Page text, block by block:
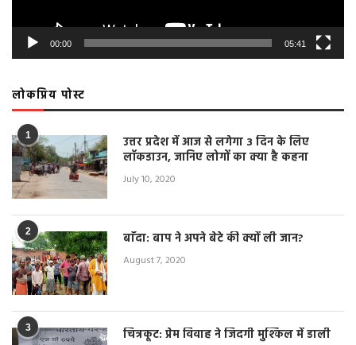
00:00 05:41
लोकप्रिय पोस्ट
1
उत्तर प्रदेश में आज से लगेगा 3 दिन के लिए
लॉकडाउन, जानिए लोगों का क्या है कहना
July 10, 2020
2 बाँदा: बाप ने अपने बेटे की क्यों ली जान?
August 7, 2020
3 चित्रकूट: प्रेम विवाह ने जिंदगी मुश्किल में डाली